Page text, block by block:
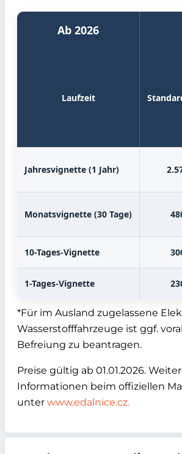
Ab 2026
Laufzeit
Jahresvignette (1 Jahr)
Monatsvignette (30 Tage)
10-Tages-Vignette
1-Tages-Vignette
*Für im Ausland zugelassene
Wasserstofffahrzeuge ist ggf.
Befreiung zu beantragen.
Preise gültig ab 01.01.2026.
Informationen beim offiziellen
unter www.edalnice.cz.